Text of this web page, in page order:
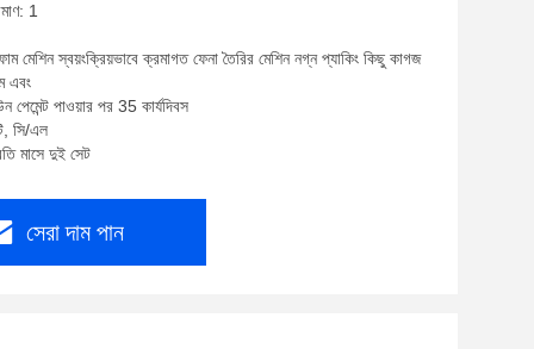
1
মেশিন স্বয়ংক্রিয়ভাবে ক্রমাগত ফেনা তৈরির মেশিন নগ্ন প্যাকিং কিছু কাগজ
এবং
পেমেন্ট পাওয়ার পর 35 কার্যদিবস
সি/এল
মাসে দুই সেট
সেরা দাম পান